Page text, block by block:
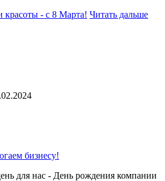
Читать дальше
бизнесу!
для нас - День рождения компании